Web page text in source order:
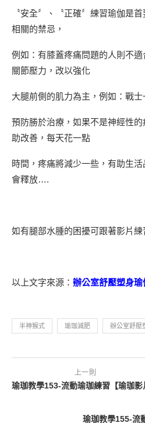
〝安全〞、〝正確〞練習瑜伽是
相關的禁忌，
例如：有膝蓋疼痛問題的人則不
關節壓力，改以強化
大腿前側的肌力為主，例如：戰士
預防勝於治療，如果不是神經性
助改善，每天花一點
時間，疼痛將減少一些，有助生
會釋放….
如有腿部水腫的困擾可跟著影片練
以上文字來源： 辦公室舒壓塑身瑜
半神猴式 瑜珈減肥 辦公室舒壓
上一則
瑜珈教學153-流動瑜珈練習【瑜珈影
瑜珈教學155-流